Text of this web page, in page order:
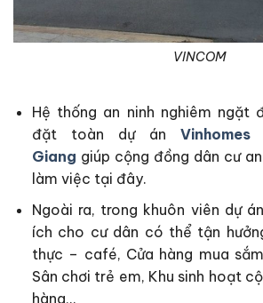
VINCOM
Hệ thống an ninh nghiêm ngặt
đặt toàn dự án
Giang giúp cộng đồng dân cư
làm việc tại đây.
Ngoài ra, trong khuôn viên dự
ích cho cư dân có thể tận
thực – café, Cửa hàng mua
Sân chơi trẻ em, Khu sinh hoạt
hàng,..